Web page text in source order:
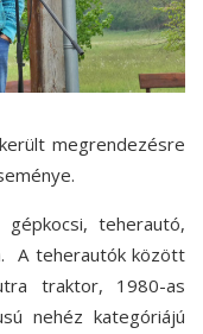
megrendezésre
teherautó,
A teherautók között
traktor, 1980-as
nehéz kategóriájú